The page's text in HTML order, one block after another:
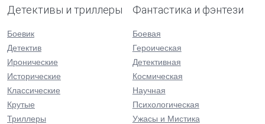
Детективы и триллеры
Боевик
Детектив
Иронические
Исторические
Классические
Крутые
Триллеры
Фантастика и фэнтези
Боевая
Героическая
Детективная
Космическая
Научная
Психологическая
Ужасы и Мистика